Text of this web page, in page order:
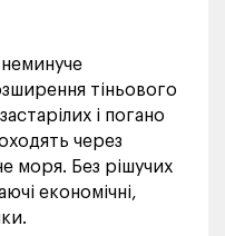
тіньового
і погано
через
моря. Без рішучих
економічні,